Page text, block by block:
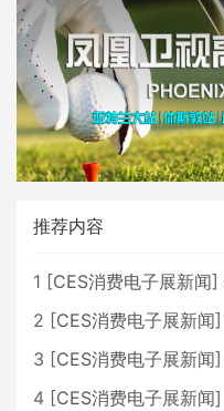
推荐内容
1 [CES消费电子展新闻]
2 [CES消费电子展新闻]
3 [CES消费电子展新闻]
4 [CES消费电子展新闻]